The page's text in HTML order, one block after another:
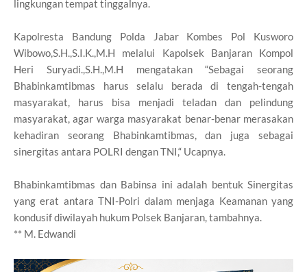
lingkungan tempat tinggalnya.
Kapolresta Bandung Polda Jabar Kombes Pol Kusworo
Wibowo,S.H.,S.I.K.,M.H melalui Kapolsek Banjaran Kompol
Heri Suryadi.,S.H.,M.H mengatakan “Sebagai seorang
Bhabinkamtibmas harus selalu berada di tengah-tengah
masyarakat, harus bisa menjadi teladan dan pelindung
masyarakat, agar warga masyarakat benar-benar merasakan
kehadiran seorang Bhabinkamtibmas, dan juga sebagai
sinergitas antara POLRI dengan TNI,“ Ucapnya.
Bhabinkamtibmas dan Babinsa ini adalah bentuk Sinergitas
yang erat antara TNI-Polri dalam menjaga Keamanan yang
kondusif diwilayah hukum Polsek Banjaran, tambahnya.
** M. Edwandi